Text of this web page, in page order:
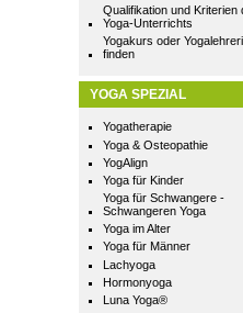
Qualifikation und Kriterien
Yoga-Unterrichts
Yogakurs oder
finden
YOGA SPEZIAL
Yogatherapie
Yoga & Osteopathie
YogAlign
Yoga für Kinder
Yoga für Schwangere -
Schwangeren Yoga
Yoga im Alter
Yoga für Männer
Lachyoga
Hormonyoga
Luna Yoga®